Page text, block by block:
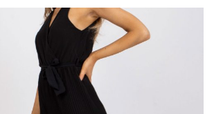
damski, czyli przewiewny
komplety na tyle, że rynek
różnorodnych zestawów. Dresowe,
komplety są na topie, a teraz mamy
na lato! Mówimy tutaj o